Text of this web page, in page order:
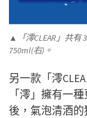
▲「澪CLEAR」共有
750ml(右)。
另一款「澪
「澪」擁有一
後，氣泡清酒